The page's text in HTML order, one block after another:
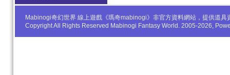
Mabinogi奇幻世界 線上遊戲《瑪奇mabinogi》非官方資料網站，提供道
Copyright All Rights Reserved Mabinogi Fantasy World. 2005-2026,